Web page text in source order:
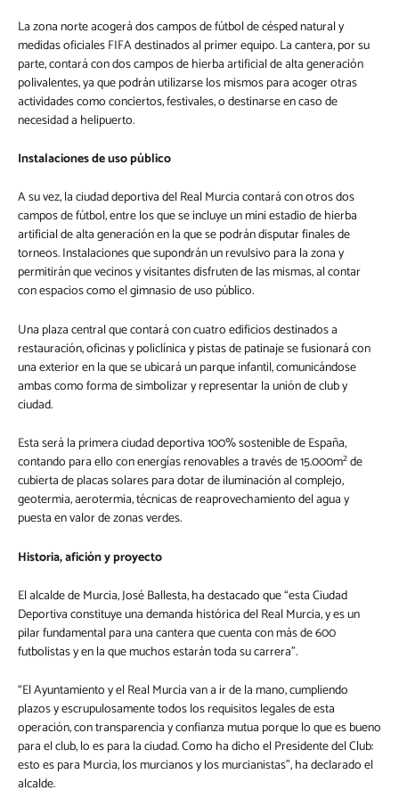
La zona norte acogerá dos campos de fútbol de césped natural y
medidas oficiales FIFA destinados al primer equipo. La cantera, por su
parte, contará con dos campos de hierba artificial de alta generación
polivalentes, ya que podrán utilizarse los mismos para acoger otras
actividades como conciertos, festivales, o destinarse en caso de
necesidad a helipuerto.
Instalaciones de uso público
A su vez, la ciudad deportiva del Real Murcia contará con otros dos
campos de fútbol, entre los que se incluye un mini estadio de hierba
artificial de alta generación en la que se podrán disputar finales de
torneos. Instalaciones que supondrán un revulsivo para la zona y
permitirán que vecinos y visitantes disfruten de las mismas, al contar
con espacios como el gimnasio de uso público.
Una plaza central que contará con cuatro edificios destinados a
restauración, oficinas y policlínica y pistas de patinaje se fusionará con
una exterior en la que se ubicará un parque infantil, comunicándose
ambas como forma de simbolizar y representar la unión de club y
ciudad.
Esta será la primera ciudad deportiva 100% sostenible de España,
contando para ello con energías renovables a través de 15.000m2de
cubierta de placas solares para dotar de iluminación al complejo,
geotermia, aerotermia, técnicas de reaprovechamiento del agua y
puesta en valor de zonas verdes.
Historia, afición y proyecto
El alcalde de Murcia, José Ballesta, ha destacado que “esta Ciudad
Deportiva constituye una demanda histórica del Real Murcia, y es un
pilar fundamental para una cantera que cuenta con más de 600
futbolistas y en la que muchos estarán toda su carrera”.
“El Ayuntamiento y el Real Murcia van a ir de la mano, cumpliendo
plazos y escrupulosamente todos los requisitos legales de esta
operación, con transparencia y confianza mutua porque lo que es bueno
para el club, lo es para la ciudad. Como ha dicho el Presidente del Club:
esto es para Murcia, los murcianos y los murcianistas”, ha declarado el
alcalde.